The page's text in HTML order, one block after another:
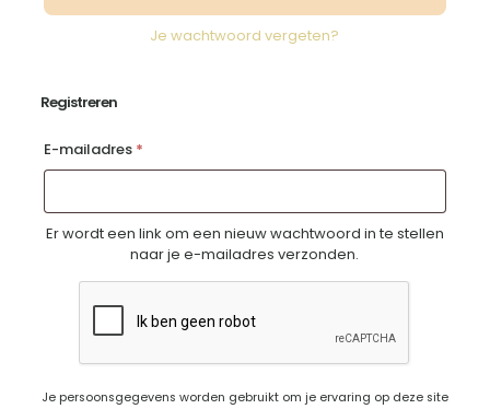
Je wachtwoord vergeten?
Registreren
E-mailadres *Vereist
Er wordt een link om een nieuw wachtwoord in te stellen
naar je e-mailadres verzonden.
Je persoonsgegevens worden gebruikt om je ervaring op deze site